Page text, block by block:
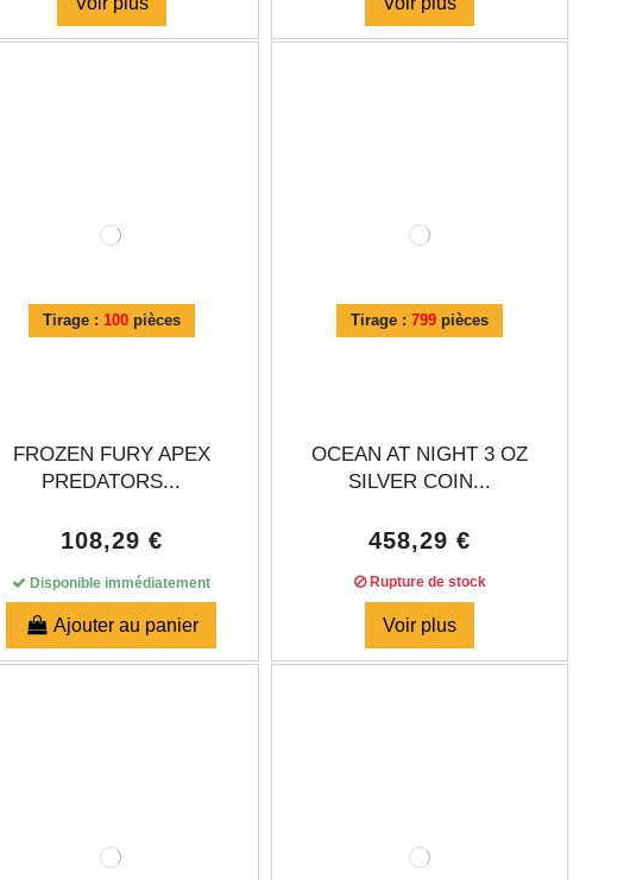
Tirage : 100pièces
FROZEN FURY APEX
PREDATORS...
108,29 €
Disponible immédiatement
Ajouter au panier
Tirage :799 pièces
OCEAN AT NIGHT 3 OZ
SILVER COIN...
458,29 €
Rupture de stock
Voir plus